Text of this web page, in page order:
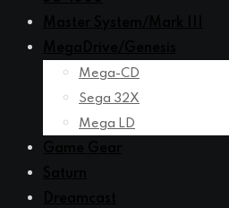
Mega-CD
Sega 32X
Mega LD